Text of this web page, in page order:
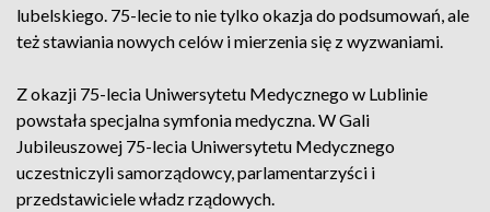
lubelskiego. 75-lecie to nie tylko okazja do podsumowań, ale
też stawiania nowych celów i mierzenia się z wyzwaniami.
Z okazji 75-lecia Uniwersytetu Medycznego w Lublinie
powstała specjalna symfonia medyczna. W Gali
Jubileuszowej 75-lecia Uniwersytetu Medycznego
uczestniczyli samorządowcy, parlamentarzyści i
przedstawiciele władz rządowych.